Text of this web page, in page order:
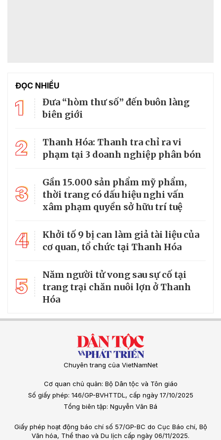
ĐỌC NHIỀU
1
Đưa “hòm thư số” đến buôn làng
biên giới
2
Thanh Hóa: Thanh tra chỉ ra vi
phạm tại 3 doanh nghiệp phân bón
3
Gần 15.000 sản phẩm mỹ phẩm,
thời trang có dấu hiệu nghi vấn
xâm phạm quyền sở hữu trí tuệ
4
Khởi tố 9 bị can làm giả tài liệu của
cơ quan, tổ chức tại Thanh Hóa
5
Năm người tử vong sau sự cố tại
trang trại chăn nuôi lợn ở Thanh
Hóa
Chuyên trang của VietNamNet
Cơ quan chủ quản: Bộ Dân tộc và Tôn giáo
Số giấy phép: 146/GP-BVHTTDL, cấp ngày 17/10/2025
Tổng biên tập: Nguyễn Văn Bá
Giấy phép hoạt động báo chí số 57/GP-BC do Cục Báo chí, Bộ
Văn hóa, Thể thao và Du lịch cấp ngày 06/11/2025.